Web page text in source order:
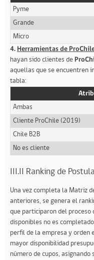
Pyme
Grande
Micro
4. Herramientas de
hayan sido clientes de
aquellas que se encuentren
tabla:
Ambas
Cliente ProChile (2019)
Chile B2B
No es cliente
III.II Ranking de
Una vez completa la Matriz
anteriores, se genera el
que participaron del proceso
disponibles no es
perfil de la empresa y orden
mayor disponibilidad
número de cupos, asignando